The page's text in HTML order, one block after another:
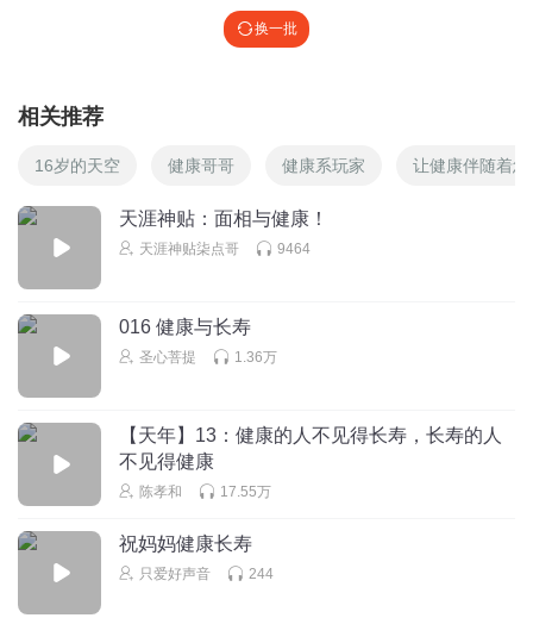
换一批
相关推荐
16岁的天空 健康哥哥 健康系玩家 让健康伴随着您
天涯神贴：面相与健康！
天涯神贴柒点哥 9464
016 健康与长寿
圣心菩提 1.36万
【天年】13：健康的人不见得长寿，长寿的人
不见得健康
陈孝和 17.55万
祝妈妈健康长寿
只爱好声音 244